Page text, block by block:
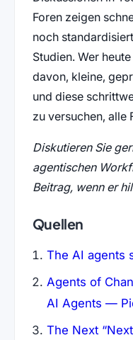
Foren zeigen
noch
Studien. Wer
davon, kleine,
und diese
zu versuchen, alle
Diskutieren Sie
agentischen
Beitrag, wenn er
Quellen
The AI agents
Agents of
AI Agents —
The Next